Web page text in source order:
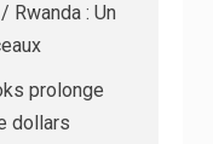
Rwanda : Un
prolonge
dollars